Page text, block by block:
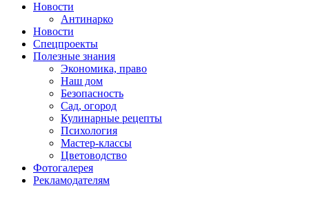
Новости
Антинарко
Новости
Спецпроекты
Полезные знания
Экономика, право
Наш дом
Безопасность
Сад, огород
Кулинарные рецепты
Психология
Мастер-классы
Цветоводство
Фотогалерея
Рекламодателям